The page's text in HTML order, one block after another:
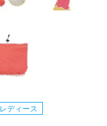
レディース